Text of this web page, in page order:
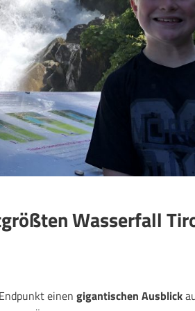
Wasserfall
einen gigantischen Ausblick